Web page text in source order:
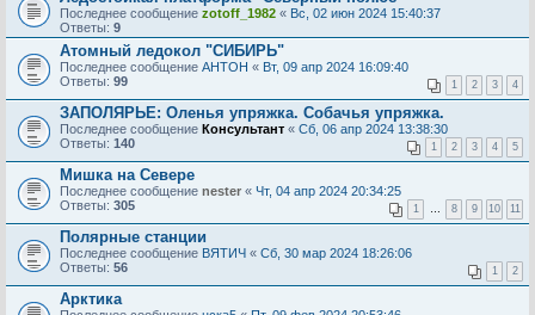
Последнее сообщение zotoff_1982 « Вс, 02 июн 2024 15:40:37
Ответы: 9
Атомный ледокол "СИБИРЬ"
Последнее сообщение AHTOH « Вт, 09 апр 2024 16:09:40
Ответы: 99 1 2 3 4
ЗАПОЛЯРЬЕ: Оленья упряжка. Собачья упряжка.
Последнее сообщение Консультант « Сб, 06 апр 2024 13:38:30
Ответы: 140 1 2 3 4 5
Мишка на Севере
Последнее сообщение nester « Чт, 04 апр 2024 20:34:25
Ответы: 305 1 8 9 10 11
Полярные станции
Последнее сообщение ВЯТИЧ « Сб, 30 мар 2024 18:26:06
Ответы: 56 1 2
Арктика